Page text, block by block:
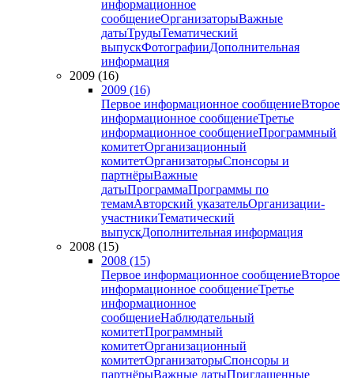
информационное
сообщениеОрганизаторыВажные
датыТрудыТематический
выпускФотографииДополнительная
информация
2009 (16)
2009 (16)
Первое информационное сообщениеВторое
информационное сообщениеТретье
информационное сообщениеПрограммный
комитетОрганизационный
комитетОрганизаторыСпонсоры и
партнёрыВажные
датыПрограммаПрограммы по
темамАвторский указательОрганизации-
участникиТематический
выпускДополнительная информация
2008 (15)
2008 (15)
Первое информационное сообщениеВторое
информационное сообщениеТретье
информационное
сообщениеНаблюдательный
комитетПрограммный
комитетОрганизационный
комитетОрганизаторыСпонсоры и
партнёрыВажные датыПриглашенные